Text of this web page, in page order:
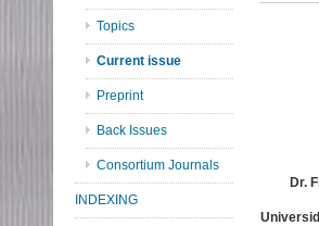
Dr.
Topics
Current issue
Preprint
Back Issues
Consortium Journals
INDEXING